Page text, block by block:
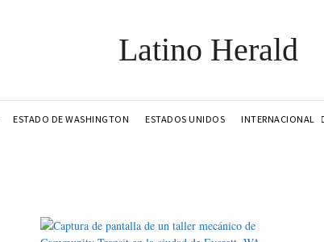
Latino Herald
ESTADO DE WASHINGTON ESTADOS UNIDOS INTERNACIONAL